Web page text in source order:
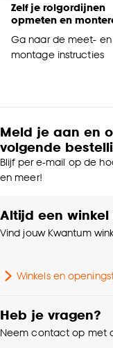
Zelf je rolgordijnen
opmeten en
Ga naar de meet- en
montage instructies
Meld je aan en
volgende
Blijf per e-mail op de
en meer!
Altijd een
Vind jouw Kwantum
Winkels en
Heb je vragen?
Neem contact op met